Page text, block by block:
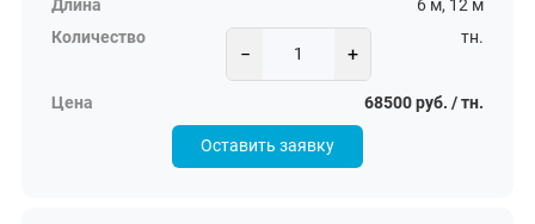
6 м, 12 м
− +
тн.
68500 руб. / тн.
Оставить заявку